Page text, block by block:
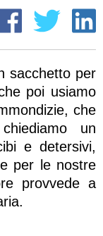
sacchetto per
poi usiamo
che
un
e detersivi,
per le nostre
provvede a